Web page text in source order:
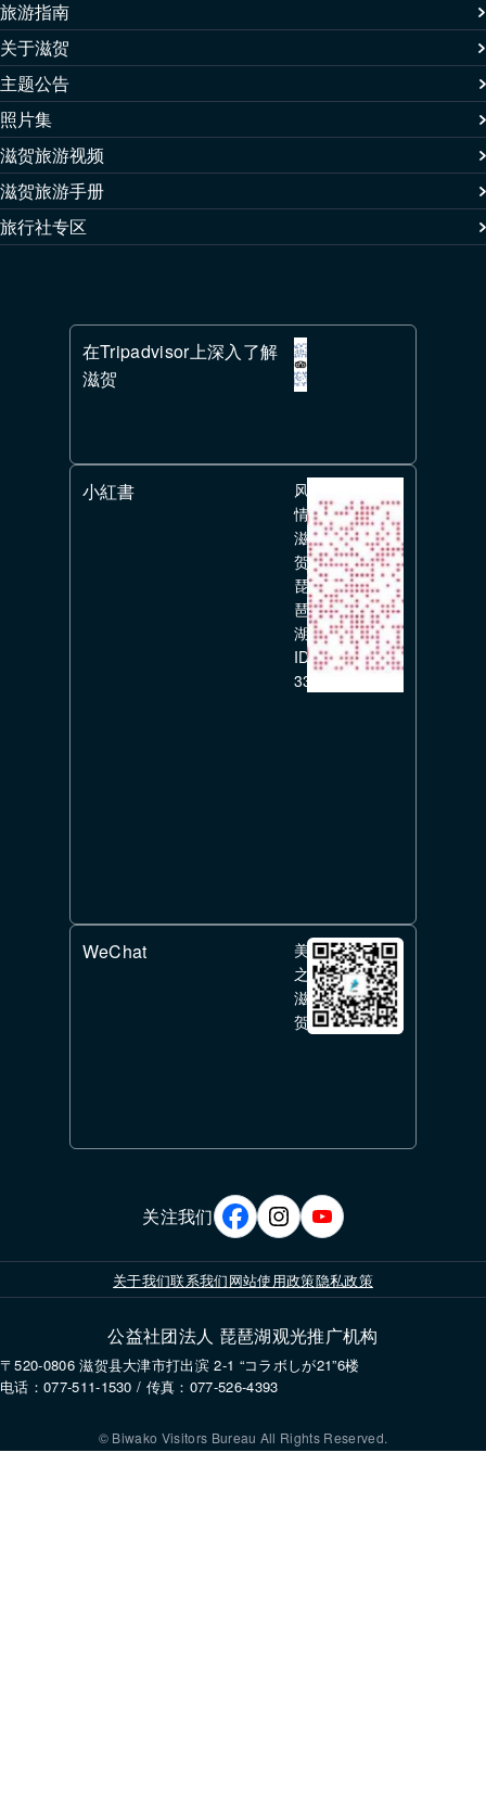
旅游指南
关于滋贺
主题公告
照片集
滋贺旅游视频
滋贺旅游手册
旅行社专区
在Tripadvisor上深入了解
滋贺
小紅書
风
情
滋
贺
琵
琶
湖
ID:
336351626
WeChat
美
之
滋
贺
关注我们
关于我们联系我们网站使用政策隐私政策
公益社团法人 琵琶湖观光推广机构
〒520-0806 滋贺县大津市打出滨 2-1 “コラボしが21”6楼
电话：077-511-1530 / 传真：077-526-4393
© Biwako Visitors Bureau All Rights Reserved.